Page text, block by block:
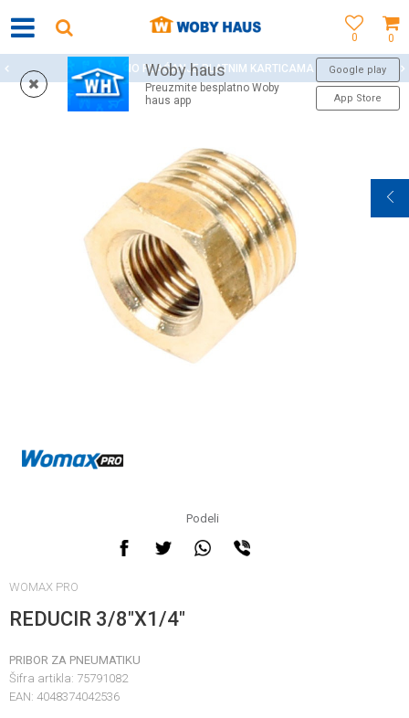
0
0
Woby haus
Preuzmite besplatno Woby
haus app
Google play
App Store
SIGURNO PLAĆANJE PLATNIM KARTICAMA
Podeli
WOMAX PRO
REDUCIR 3/8"X1/4"
PRIBOR ZA PNEUMATIKU
Šifra artikla: 75791082
EAN: 4048374042536